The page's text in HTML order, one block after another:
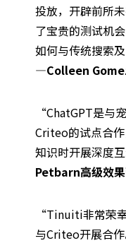
投放，开辟前所
了宝贵的测试机
如何与传统搜索
—Colleen
“ChatGPT是与
Criteo的试点合
知识时开展深度
Petbarn高级效
“Tinuiti非常荣
与Criteo开展合